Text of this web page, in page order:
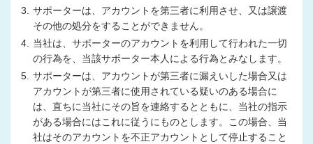
3.
サポーターは、アカウントを第三者に利用させ、又は譲渡
その他の処分をすることができません。
4.
当社は、サポーターのアカウントを利用して行われた一切
の行為を、当該サポーター本人による行為とみなします。
5. サポーターは、アカウントが第三者に漏えいした場合又は
アカウントが第三者に使用されている疑いのある場合に
は、直ちに当社にその旨を連絡するとともに、当社の指示
がある場合にはこれに従うにものとします。この場合、当
社はそのアカウントを不正アカウントとして停止すること